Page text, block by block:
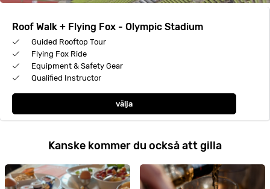
Roof Walk + Flying Fox - Olympic Stadium
Guided Rooftop Tour
Flying Fox Ride
Equipment & Safety Gear
Qualified Instructor
välja
Kanske kommer du också att gilla